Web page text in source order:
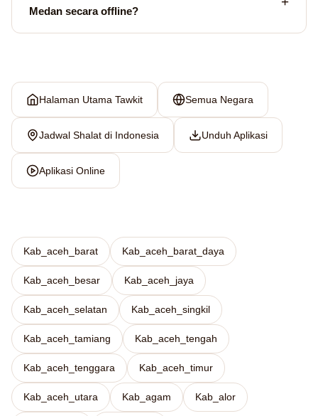
Medan secara offline?
Halaman Utama Tawkit Semua Negara
Jadwal Shalat di Indonesia Unduh Aplikasi
Aplikasi Online
Kab_aceh_barat Kab_aceh_barat_daya
Kab_aceh_besar Kab_aceh_jaya
Kab_aceh_selatan Kab_aceh_singkil
Kab_aceh_tamiang Kab_aceh_tengah
Kab_aceh_tenggara Kab_aceh_timur
Kab_aceh_utara Kab_agam Kab_alor